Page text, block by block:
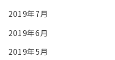
2019年7月
2019年6月
2019年5月